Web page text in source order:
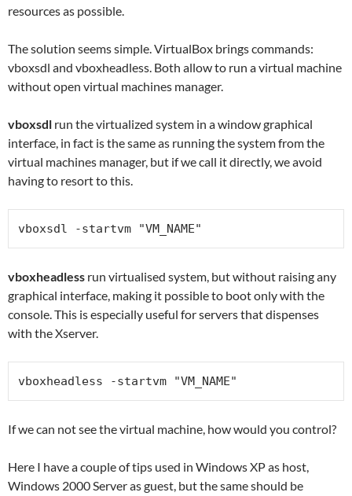
resources as possible.
The solution seems simple. VirtualBox brings commands:
vboxsdl and vboxheadless. Both allow to run a virtual machine
without open virtual machines manager.
vboxsdl run the virtualized system in a window graphical
interface, in fact is the same as running the system from the
virtual machines manager, but if we call it directly, we avoid
having to resort to this.
vboxsdl -startvm "VM_NAME"
vboxheadless run virtualised system, but without raising any
graphical interface, making it possible to boot only with the
console. This is especially useful for servers that dispenses
with the Xserver.
vboxheadless -startvm "VM_NAME"
If we can not see the virtual machine, how would you control?
Here I have a couple of tips used in Windows XP as host,
Windows 2000 Server as guest, but the same should be